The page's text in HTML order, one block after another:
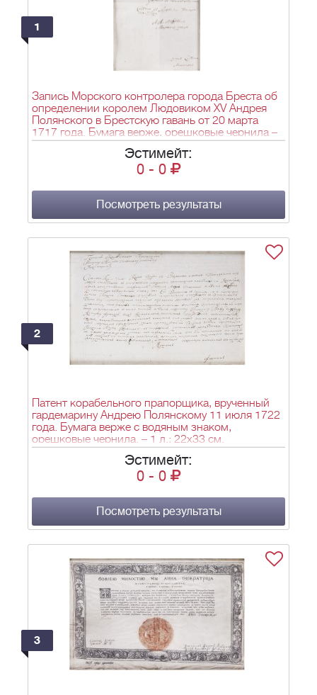
1
Запись Морского контролера города Бреста об
определении королем Людовиком XV Андрея
Полянского в Брестскую гавань от 20 марта
1717 года. Бумага верже, орешковые чернила –
1 л.; 30х19 см.
Эстимейт:
0 - 0
Посмотреть результаты
2
Патент корабельного прапорщика, врученный
гардемарину Андрею Полянскому 11 июля 1722
года. Бумага верже с водяным знаком,
орешковые чернила. – 1 л.; 22х33 см.
Эстимейт:
0 - 0
Посмотреть результаты
3